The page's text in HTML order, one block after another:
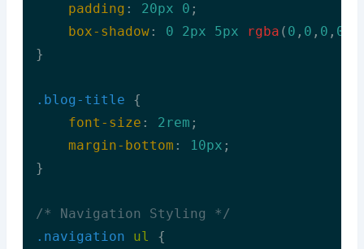
padding : 20px 0 ;
box-shadow : 0 2px 5px rgba ( 0 , 0 , 0 , 0.1
}
.blog-title {
font-size : 2rem ;
margin-bottom : 10px ;
}
/* Navigation Styling */
.navigation
ul {